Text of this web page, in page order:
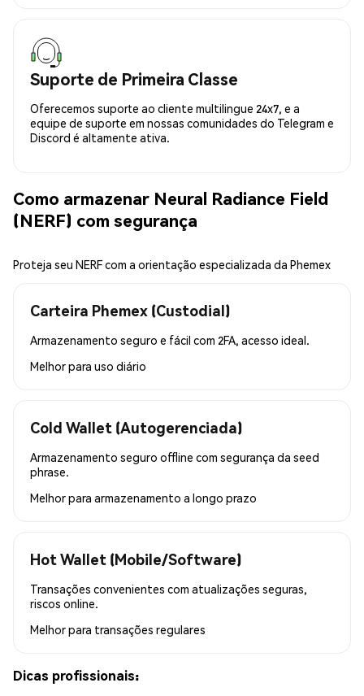
Suporte de Primeira Classe
Oferecemos suporte ao cliente multilingue 24x7, e a
equipe de suporte em nossas comunidades do Telegram e
Discord é altamente ativa.
Como armazenar Neural Radiance Field
(NERF) com segurança
Proteja seu NERF com a orientação especializada da Phemex
Carteira Phemex (Custodial)
Armazenamento seguro e fácil com 2FA, acesso ideal.
Melhor para uso diário
Cold Wallet (Autogerenciada)
Armazenamento seguro offline com segurança da seed
phrase.
Melhor para armazenamento a longo prazo
Hot Wallet (Mobile/Software)
Transações convenientes com atualizações seguras,
riscos online.
Melhor para transações regulares
Dicas profissionais: